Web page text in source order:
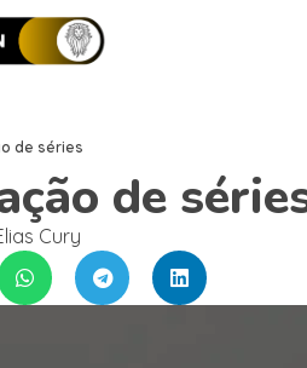
de séries
de
Cury